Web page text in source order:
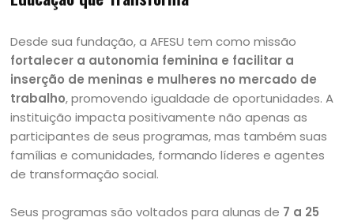
Desde sua fundação, a AFESU tem como missão
fortalecer a autonomia feminina e facilitar a
inserção de meninas e mulheres no mercado de
trabalho, promovendo igualdade de oportunidades. A
instituição impacta positivamente não apenas as
participantes de seus programas, mas também suas
famílias e comunidades, formando líderes e agentes
de transformação social.
Seus programas são voltados para alunas de 7 a 25